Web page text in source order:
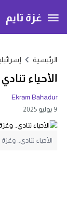
غزة تايم
الرئيسية
الأحياء
Ekram Bahadur
9 يوليو 2025
الأحياء تنادي..